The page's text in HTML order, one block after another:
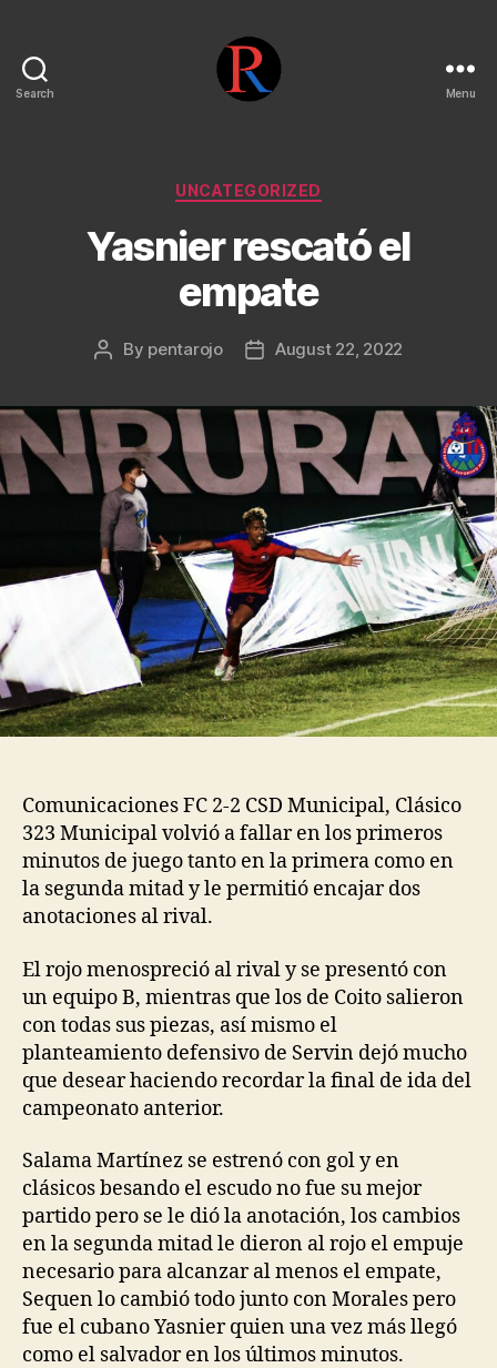
Search Menu
Categories
UNCATEGORIZED
Yasnier rescató el
empate
Post
By pentarojo
PostAugust 22, 2022
Comunicaciones FC 2-2 CSD Municipal, Clásico
323 Municipal volvió a fallar en los primeros
minutos de juego tanto en la primera como en
la segunda mitad y le permitió encajar dos
anotaciones al rival.
El rojo menospreció al rival y se presentó con
un equipo B, mientras que los de Coito salieron
con todas sus piezas, así mismo el
planteamiento defensivo de Servin dejó mucho
que desear haciendo recordar la final de ida del
campeonato anterior.
Salama Martínez se estrenó con gol y en
clásicos besando el escudo no fue su mejor
partido pero se le dió la anotación, los cambios
en la segunda mitad le dieron al rojo el empuje
necesario para alcanzar al menos el empate,
Sequen lo cambió todo junto con Morales pero
fue el cubano Yasnier quien una vez más llegó
como el salvador en los últimos minutos.